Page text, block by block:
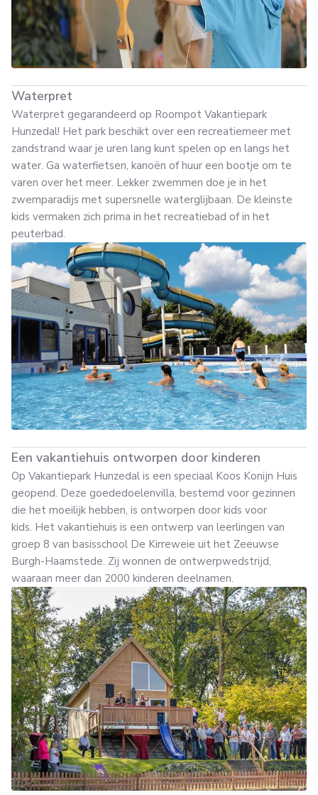
Waterpret
Waterpret gegarandeerd op Roompot Vakantiepark
Hunzedal! Het park beschikt over een recreatiemeer met
zandstrand waar je uren lang kunt spelen op en langs het
water. Ga waterfietsen, kanoën of huur een bootje om te
varen over het meer. Lekker zwemmen doe je in het
zwemparadijs met supersnelle waterglijbaan. De kleinste
kids vermaken zich prima in het recreatiebad of in het
peuterbad.
Een vakantiehuis ontworpen door kinderen
Op Vakantiepark Hunzedal is een speciaal Koos Konijn Huis
geopend. Deze goededoelenvilla, bestemd voor gezinnen
die het moeilijk hebben, is ontworpen door kids voor
kids. Het vakantiehuis is een ontwerp van leerlingen van
groep 8 van basisschool De Kirreweie uit het Zeeuwse
Burgh-Haamstede. Zij wonnen de ontwerpwedstrijd,
waaraan meer dan 2000 kinderen deelnamen.